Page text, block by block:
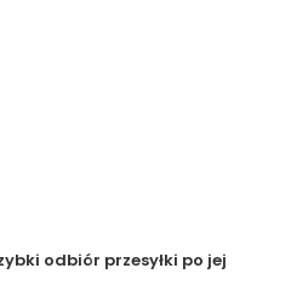
odbiór przesyłki po jej